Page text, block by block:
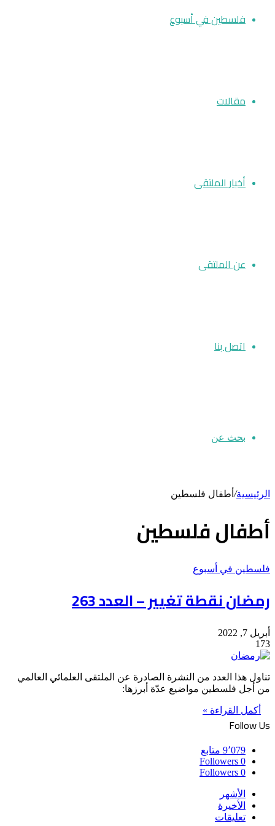
فلسطين في أسبوع
مقالات
أخبار الملتقى
عن الملتقى
اتصل بنا
بحث عن
الرئيسية/ أطفال فلسطين
أطفال فلسطين
فلسطين في أسبوع
رمضان نقطة تغيير – العدد 263
أبريل 7, 2022
173
تناول هذا العدد من النشرة الصادرة عن الملتقى العلمائي العالمي
من أجل فلسطين مواضيع عدّة أبرزها:
أكمل القراءة »
Follow Us
9٬079 متابع
0
Followers
0
Followers
الأشهر
الأخيرة
تعليقات